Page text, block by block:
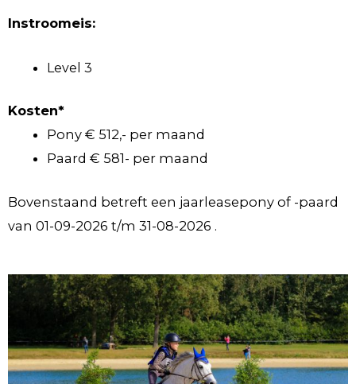
Instroomeis:
Level 3
Kosten*
Pony € 512,- per maand
Paard € 581- per maand
Bovenstaand betreft een jaarleasepony of -paard
van 01-09-2026 t/m 31-08-2026 .